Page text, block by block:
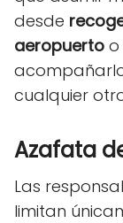
desde
aeropuerto o
cualquier
Azafata
Las
limitan